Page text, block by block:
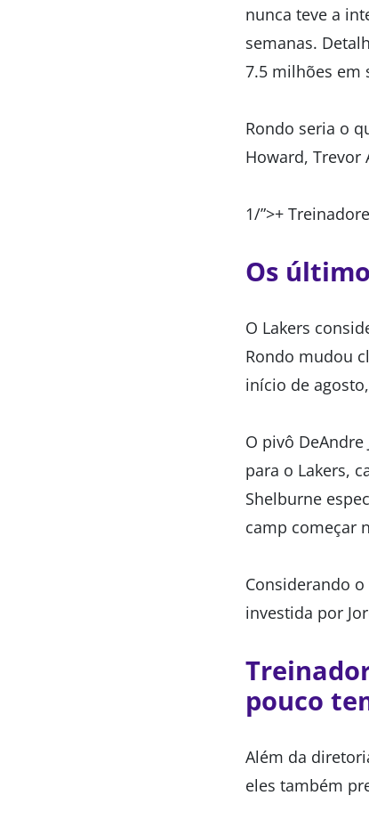
nunca teve a
semanas.
7.5 milhões em
Rondo seria o
Howard, Trevor
1/”>+
Os
O Lakers
Rondo mudou
início de
O pivô
para o Lakers,
Shelburne
camp começar
Considerando
investida por
pouco
Além da
eles também